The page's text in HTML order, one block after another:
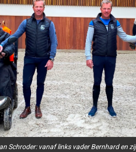
Schroder: vanaf links vader Bernhard en